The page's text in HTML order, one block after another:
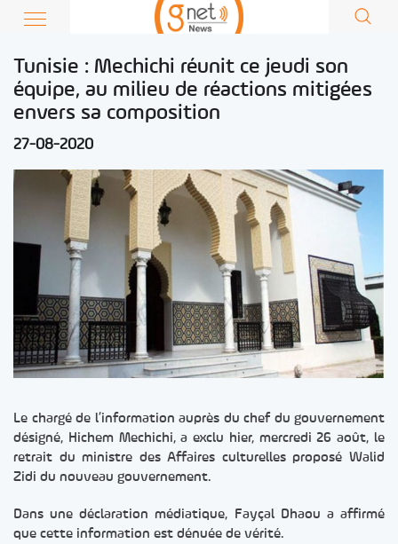
Tunisie : Mechichi réunit ce jeudi son
équipe, au milieu de réactions mitigées
envers sa composition
27-08-2020
Le chargé de l’information auprès du chef du gouvernement
désigné, Hichem Mechichi, a exclu hier, mercredi 26 août, le
retrait du ministre des Affaires culturelles proposé Walid
Zidi du nouveau gouvernement.
Dans une déclaration médiatique, Fayçal Dhaou a affirmé
que cette information est dénuée de vérité.